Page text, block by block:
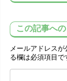
この記事へ
メールアドレスが
る欄は必須項目で